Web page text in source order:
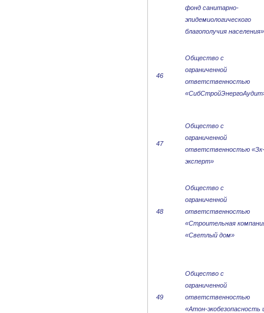
фонд санитарно-
эпидемиологического
благополучия населения»
46
Общество с
ограниченной
ответственностью
47
Общество с
ограниченной
ответственностью «Зк-
эксперт»
48
Общество с
ограниченной
ответственностью
«Строительная
«Светлый дом»
49
Общество с
ограниченной
ответственностью
«Атон-экобезопасность